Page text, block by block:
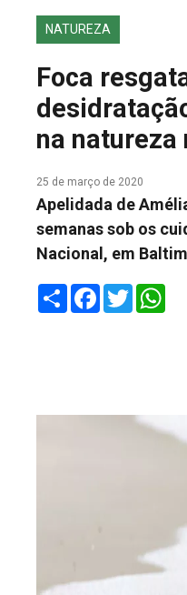
EDIÇÕES ANTERIORES
FALE CONOSCO
NATUREZA
Foca
na natureza
25 de março de 2020
Apelidada de
semanas sob os
Nacional, em
ShareFacebook
Twitter